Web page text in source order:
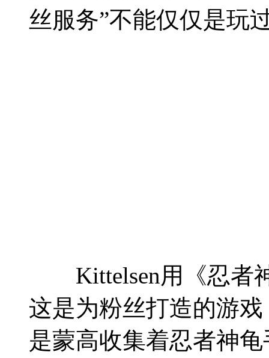
丝服务”不能仅仅是玩
Kittelsen用《忍者
这是为粉丝打造的游
是蒙高收集着忍者神